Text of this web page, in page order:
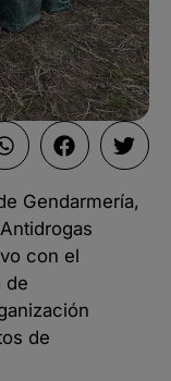
Gendarmería,
con el
de
de